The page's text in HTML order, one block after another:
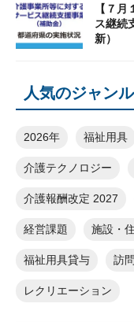
【７
ス継続
新）
人気のジャンル
2026年 福祉用具
介護テクノロジー
介護報酬改定 2027
経営課題 施設・
福祉用具貸与 訪
レクリエーション